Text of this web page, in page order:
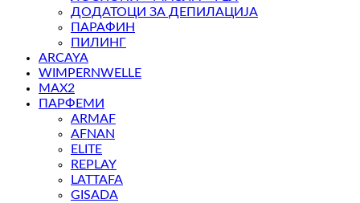
ДОДАТОЦИ ЗА ДЕПИЛАЦИЈА
ПАРАФИН
ПИЛИНГ
ARCAYA
WIMPERNWELLE
MAX2
ПАРФЕМИ
ARMAF
AFNAN
ELITE
REPLAY
LATTAFA
GISADA